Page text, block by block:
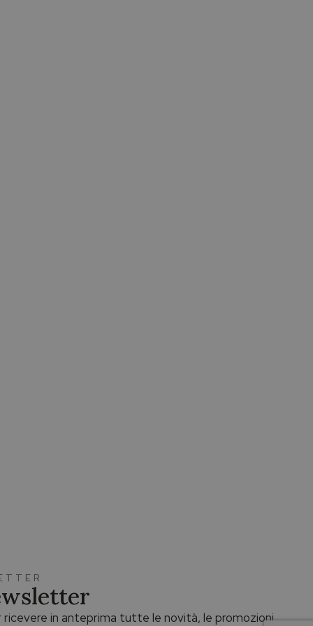
in anteprima tutte le novità, le promozioni